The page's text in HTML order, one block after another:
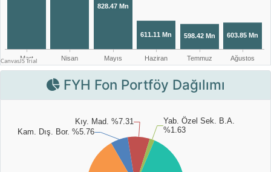
FYH Fon Portföy Dağılımı